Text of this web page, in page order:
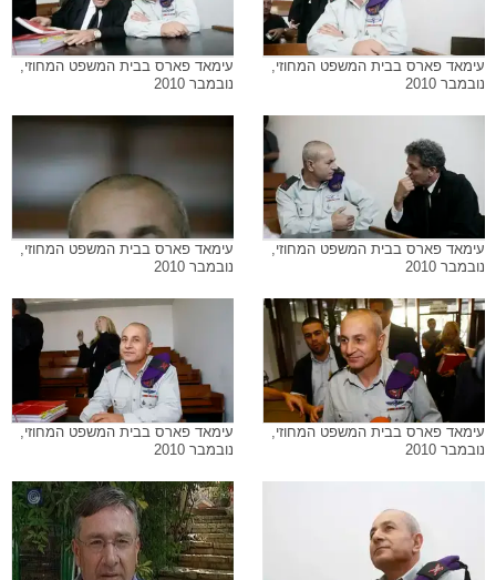
עימאד פארס בבית המשפט המחוזי,
נובמבר 2010
עימאד פארס בבית המשפט המחוזי,
נובמבר 2010
עימאד פארס בבית המשפט המחוזי,
נובמבר 2010
עימאד פארס בבית המשפט המחוזי,
נובמבר 2010
עימאד פארס בבית המשפט המחוזי,
נובמבר 2010
עימאד פארס בבית המשפט המחוזי,
נובמבר 2010